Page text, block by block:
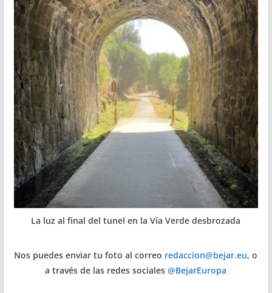
La luz al final del tunel en la Vía Verde desbrozada
Nos puedes enviar tu foto al correo redaccion@bejar.eu, o
a través de las redes sociales@BejarEuropa